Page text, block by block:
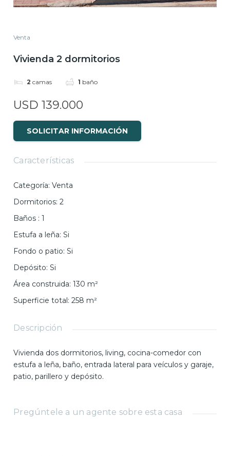
Venta
Vivienda 2 dormitorios
2 camas 1 baño
USD 139.000
SOLICITAR INFORMACIÓN
Características
Categoría: Venta
Dormitorios: 2
Baños : 1
Estufa a leña: Si
Fondo o patio: Si
Depósito: Si
Área construida: 130 m²
Superficie total: 258 m²
Descripción
Vivienda dos dormitorios, living, cocina-comedor con
estufa a leña, baño, entrada lateral para veículos y garaje,
patio, parillero y depósito.
Pregúntele a un agente sobre esta casa